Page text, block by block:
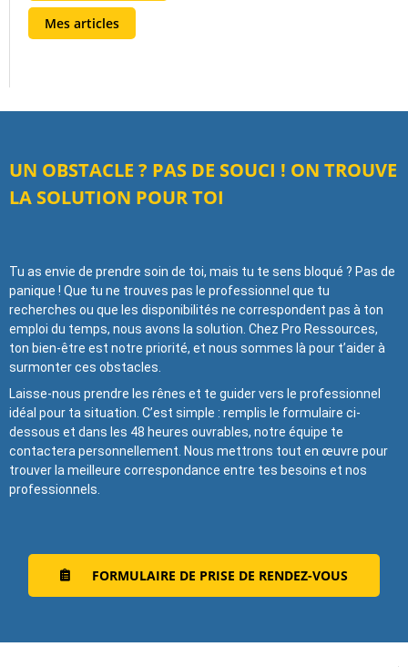
Mes articles
UN OBSTACLE ? PAS DE SOUCI ! ON TROUVE
LA SOLUTION POUR TOI
Tu as envie de prendre soin de toi, mais tu te sens bloqué ? Pas de
panique ! Que tu ne trouves pas le professionnel que tu
recherches ou que les disponibilités ne correspondent pas à ton
emploi du temps, nous avons la solution. Chez Pro Ressources,
ton bien-être est notre priorité, et nous sommes là pour t’aider à
surmonter ces obstacles.
Laisse-nous prendre les rênes et te guider vers le professionnel
idéal pour ta situation. C’est simple : remplis le formulaire ci-
dessous et dans les 48 heures ouvrables, notre équipe te
contactera personnellement. Nous mettrons tout en œuvre pour
trouver la meilleure correspondance entre tes besoins et nos
professionnels.
FORMULAIRE DE PRISE DE RENDEZ-VOUS